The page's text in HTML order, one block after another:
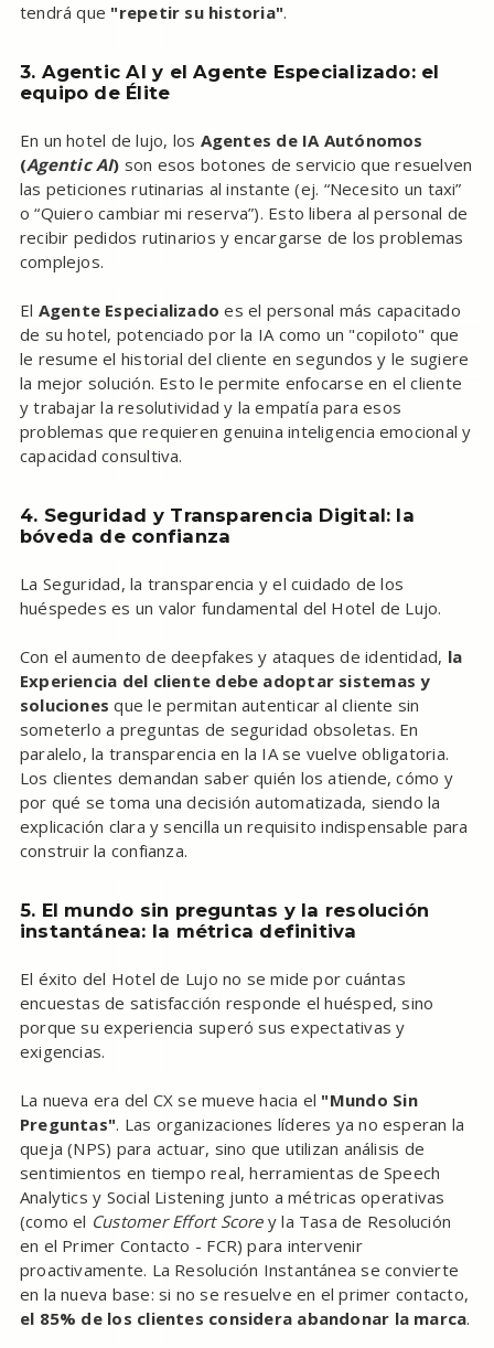
tendrá que "repetir su historia".
3. Agentic AI y el Agente Especializado: el
equipo de Élite
En un hotel de lujo, los Agentes de IA Autónomos
(Agentic AI) son esos botones de servicio que resuelven
las peticiones rutinarias al instante (ej. “Necesito un taxi”
o “Quiero cambiar mi reserva”). Esto libera al personal de
recibir pedidos rutinarios y encargarse de los problemas
complejos.
El Agente Especializado es el personal más capacitado
de su hotel, potenciado por la IA como un "copiloto" que
le resume el historial del cliente en segundos y le sugiere
la mejor solución. Esto le permite enfocarse en el cliente
y trabajar la resolutividad y la empatía para esos
problemas que requieren genuina inteligencia emocional y
capacidad consultiva.
4. Seguridad y Transparencia Digital: la
bóveda de confianza
La Seguridad, la transparencia y el cuidado de los
huéspedes es un valor fundamental del Hotel de Lujo.
Con el aumento de deepfakes y ataques de identidad, la
Experiencia del cliente debe adoptar sistemas y
soluciones que le permitan autenticar al cliente sin
someterlo a preguntas de seguridad obsoletas. En
paralelo, la transparencia en la IA se vuelve obligatoria.
Los clientes demandan saber quién los atiende, cómo y
por qué se toma una decisión automatizada, siendo la
explicación clara y sencilla un requisito indispensable para
construir la confianza.
5. El mundo sin preguntas y la resolución
instantánea: la métrica definitiva
El éxito del Hotel de Lujo no se mide por cuántas
encuestas de satisfacción responde el huésped, sino
porque su experiencia superó sus expectativas y
exigencias.
La nueva era del CX se mueve hacia el "Mundo Sin
Preguntas". Las organizaciones líderes ya no esperan la
queja (NPS) para actuar, sino que utilizan análisis de
sentimientos en tiempo real, herramientas de Speech
Analytics y Social Listening junto a métricas operativas
(como el Customer Effort Scorey la Tasa de Resolución
en el Primer Contacto - FCR) para intervenir
proactivamente. La Resolución Instantánea se convierte
en la nueva base: si no se resuelve en el primer contacto,
el 85% de los clientes considera abandonar la marca.